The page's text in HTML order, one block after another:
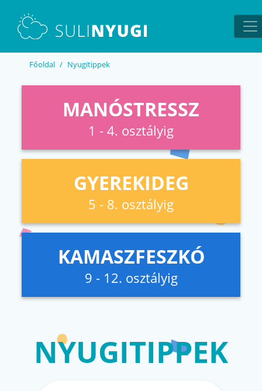
Főoldal Nyugitippek
MANÓSTRESSZ
1 - 4. osztályig
GYEREKIDEG
5 - 8. osztályig
KAMASZFESZKÓ
9 - 12. osztályig
NYUGITIPPEK